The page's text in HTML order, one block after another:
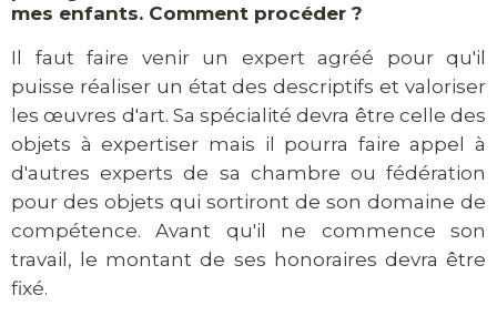
mes enfants. Comment procéder ?
Il faut faire venir un expert agréé pour qu'il
puisse réaliser un état des descriptifs et valoriser
les œuvres d'art. Sa spécialité devra être celle des
objets à expertiser mais il pourra faire appel à
d'autres experts de sa chambre ou fédération
pour des objets qui sortiront de son domaine de
compétence. Avant qu'il ne commence son
travail, le montant de ses honoraires devra être
fixé.